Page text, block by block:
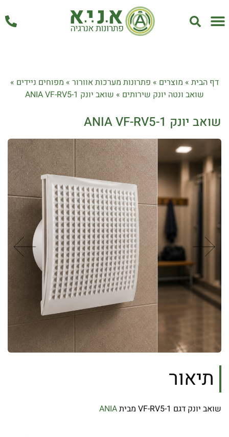
דף הבית » מוצרים » פתרונות מערכות אוורור » מפוחים ניידים »
שואב ונטה יונק שירותים » שואב יונק ANIA VF-RV5-1
שואב יונק ANIA VF-RV5-1
תיאור
שואב יונק דגם VF-RV5-1 מבית ANIA